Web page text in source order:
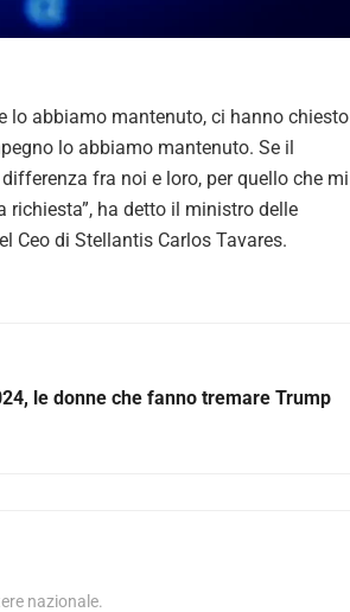
lo abbiamo mantenuto, ci hanno chiesto
lo abbiamo mantenuto. Se il
fra noi e loro, per quello che mi
richiesta”, ha detto il ministro delle
Ceo di Stellantis Carlos Tavares.
le donne che fanno tremare Trump
nazionale.